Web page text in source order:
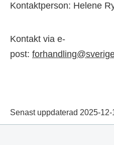
Kontaktperson: Helene
Kontakt via e-
post:
Senast uppdaterad 2025-12-